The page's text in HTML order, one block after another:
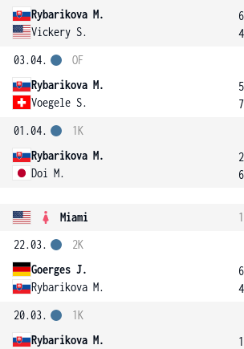
Rybarikova M.
Vickery S.
6
4
03.04.
Rybarikova M.
Voegele S.
OF
5
7
01.04.
Rybarikova M.
Doi M.
1K
2
6
Miami 1
22.03.
Goerges J.
Rybarikova M.
2K
6
4
20.03.
Rybarikova M.
1K
1